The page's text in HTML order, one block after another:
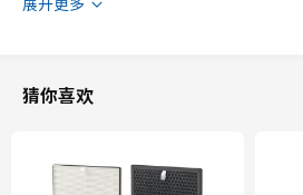
宽度
保养说明
猜你喜欢